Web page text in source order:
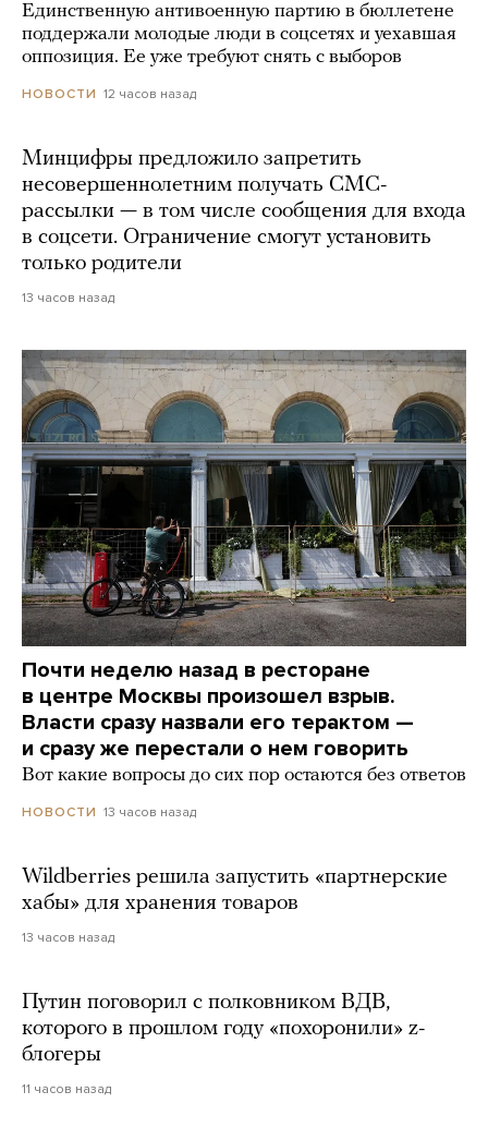
Единственную антивоенную партию в бюллетене
поддержали молодые люди в соцсетях и уехавшая
оппозиция. Ее уже требуют снять с выборов
НОВОСТИ 12 часов назад
Минцифры предложило запретить
несовершеннолетним получать СМС-
рассылки — в том числе сообщения для входа
в соцсети. Ограничение смогут установить
только родители
13 часов назад
Почти неделю назад в ресторане
в центре Москвы произошел взрыв.
Власти сразу назвали его терактом —
и сразу же перестали о нем говорить
Вот какие вопросы до сих пор остаются без ответов
НОВОСТИ 13 часов назад
Wildberries решила запустить «партнерские
хабы» для хранения товаров
13 часов назад
Путин поговорил с полковником ВДВ,
которого в прошлом году «похоронили» z-
блогеры
11 часов назад